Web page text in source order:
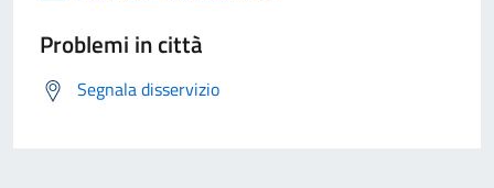
Problemi in città
Segnala disservizio